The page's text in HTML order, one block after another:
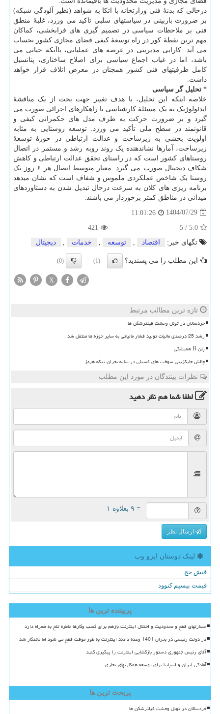
درحالی که بدنهٔ فنی وزارتخانه با اتکا به شواهد (نظیر آلودگی شبکه)
بر ضرورت بازبینی در سیاستهای سلبی تاکید می ورزد، غلبهٔ منطق
فنی بر ملاحظات سیاسی در تصمیم گیری های فرابخشی، کماکان
مهم ترین نقطهٔ کور در راه توسعهٔ کیفی فضای مجازی کشور بحساب
می آید. کارایی مدیریتی در عرصه های عملیاتی، باآنکه حیاتی می
باشد، اما در غیاب اجماع سیاسی برای اصلاح ساختاری، پتانسیل
کامل ظرفیتهای فنی کشور همچنان در معرض اتلاف قرار خواهد
داشت.
* تحلیل گر سیاسی
خلاصه اینکه این تحلیل، با هدف تغییر جهت بحث از یک مناقشهٔ
ایدئولوژیک به یک مسئلهٔ کارشناسی با راهکارهای اجرائی صورت می
گیرد و بر ضرورت حرکت به طرف مدل های حکمرانی کیفی و
قانونمند در سطح ملی تأکید می ورزد. توسعه روستایی به مثابه
اولویت بخشی به زیرساخت و عدالت ارتباطی در حوزهٔ توسعهٔ
زیرساخت، آمارها نشاندهنده یک روند روبه رشد و مستمر در اتصال
روستاهای کشور است که در راستای تحقق عدالت ارتباطی و کاهش
شکاف دیجیتال صورت می گیرد. معیار متوسط اتصال هر ۶ روز یک
روستا یک شاخص عملکردی ملموس و شفاف است که نشان میدهد
برنامه ریزی های کلان به سرعت درحال تبدیل شدن به دستاوردهای
میدانی در مناطق کمتر برخوردار می باشند.
1404/07/29
11:01:26
5.0
/
5
421
تگهای خبر:
اقتصاد توسعه خدمات دیجیتال
این مطلب را می پسندید؟ (1)
(0)
X
تازه ترین مطالب مرتبط
خردسالان در تونل وحشت فیلترشکن ها
رشد 25 درصدی مالیات تولید فشار مالیاتی به سایر حوزه ها منتقل شد
پلن B همیشگی
چالش جایگزینی سوخت های فسیلی در سایه بحران تنگه هرمز
نظرات بینندگان در مورد این مطلب
لطفا شما همنظر دهید
= ۹ بعلاوه ۱
ارسال نظر
لینک دوستان ایزو وب
فیش حج
قیمت بیسیم کنوود
پربیننده ترین ها
خسارتهای قطع و محدودیت و اختلال اینترنت بازهم برای کسب وکارها خاطره تلخ به همراه دارد
در دولت رئیسی در بحران 1401 وعده دادند اینترنت به طور موقت قطع می شود اما ماندگار شد
آقای رئیس جمهوری دستور بازگشایی اینترنت را پیگیری کنید
آمادگی ایران و اسپانیا برای توسعه همکاریهای تجاری
پربحث ترین ها
خردسالان در تونل وحشت فیلترشکن ها